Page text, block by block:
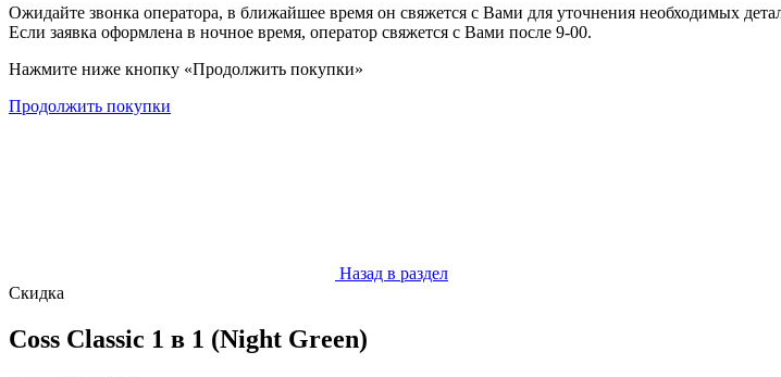
Ожидайте звонка оператора, в ближайшее время он свяжется с Вами для уточнения необходимых
Если заявка оформлена в ночное время, оператор свяжется с Вами после 9-00.
Нажмите ниже кнопку «Продолжить покупки»
Продолжить покупки
Назад в раздел
Скидка
Coss Classic 1 в 1 (Night Green)